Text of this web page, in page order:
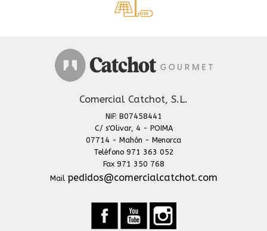
Comercial Catchot, S.L.
NIF: B07458441
C/ s'Olivar, 4 - POIMA
07714 - Mahón - Menorca
Teléfono 971 363 052
Fax 971 350 768
Mail pedidos@comercialcatchot.com